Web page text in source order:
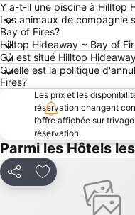
Y a-t-il une piscine à Hilltop
Les animaux de compagnie
Bay of Fires?
Hilltop Hideaway ~ Bay of
Où est situé Hilltop
Quelle est la politique
Fires?
Les prix et les
réservation changent
l’offre affichée sur
réservation.
Parmi les Hôtels
PartagerAjouter à mes